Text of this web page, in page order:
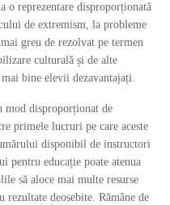
o reprezentare disproporționată
de extremism, la probleme
greu de rezolvat pe termen
culturală și de alte
bine elevii dezavantajați.
mod disproporționat de
primele lucruri pe care aceste
disponibil de instructori
pentru educație poate atenua
să aloce mai multe resurse
deosebite. Rămâne de